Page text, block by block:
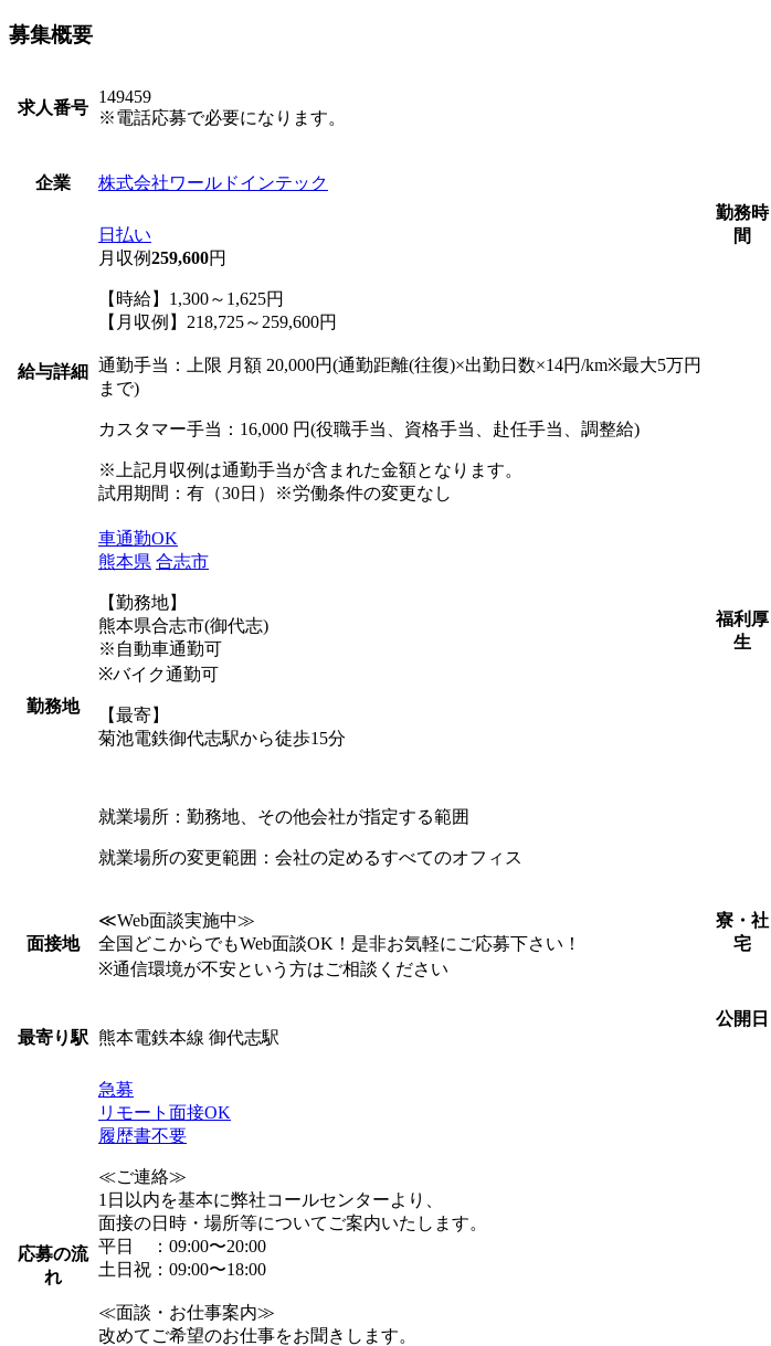
募集概要
求人番号
149459
※電話応募で必要になります。
企業 株式会社ワールドインテック
給与詳細
日払い
月収例259,600円
【時給】1,300～1,625円
【月収例】218,725～259,600円
通勤手当：上限 月額 20,000円(通勤距離(往復)×出勤日数×14円/km※最大5万円
まで)
カスタマー手当：16,000 円(役職手当、資格手当、赴任手当、調整給)
※上記月収例は通勤手当が含まれた金額となります。
試用期間：有（30日）※労働条件の変更なし
勤務地
車通勤OK
熊本県 合志市
【勤務地】
熊本県合志市(御代志)
※自動車通勤可
※バイク通勤可
【最寄】
菊池電鉄御代志駅から徒歩15分
就業場所：勤務地、その他会社が指定する範囲
就業場所の変更範囲：会社の定めるすべてのオフィス
面接地
≪Web面談実施中≫
全国どこからでもWeb面談OK！是非お気軽にご応募下さい！
※通信環境が不安という方はご相談ください
最寄り駅 熊本電鉄本線 御代志駅
応募の流
れ
急募
リモート面接OK
履歴書不要
≪ご連絡≫
1日以内を基本に弊社コールセンターより、
面接の日時・場所等についてご案内いたします。
平日 ：09:00〜20:00
土日祝：09:00〜18:00
≪面談・お仕事案内≫
改めてご希望のお仕事をお聞きします。
勤務時
間
福利厚
生
寮・社
宅
公開日